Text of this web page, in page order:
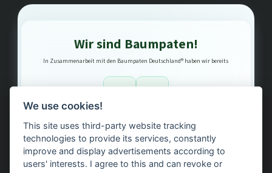
Wir sind Baumpaten!
In Zusammenarbeit mit den Baumpaten Deutschland® haben wir bereits
Bäume gepflanzt – regional, nachhaltig, transparent.
We use cookies!
This site uses third-party website tracking
technologies to provide its services, constantly
improve and display advertisements according to
users' interests. I agree to this and can revoke or